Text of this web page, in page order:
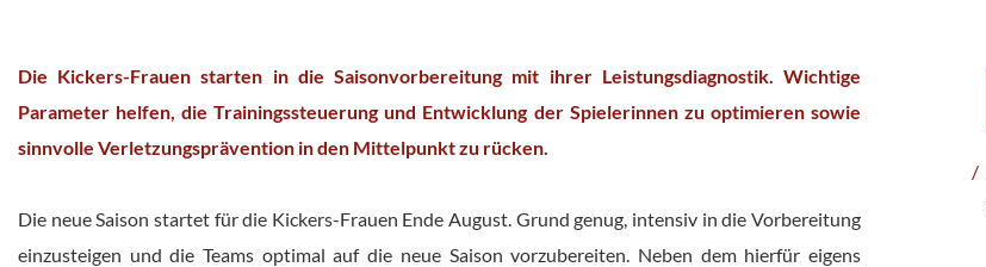
Die Kickers-Frauen starten in die Saisonvorbereitung mit ihrer Leistungsdiagnostik. Wichtige
Parameter helfen, die Trainingssteuerung und Entwicklung der Spielerinnen zu optimieren sowie
sinnvolle Verletzungsprävention in den Mittelpunkt zu rücken.
Die neue Saison startet für die Kickers-Frauen Ende August. Grund genug, intensiv in die Vorbereitung
einzusteigen und die Teams optimal auf die neue Saison vorzubereiten. Neben dem hierfür eigens